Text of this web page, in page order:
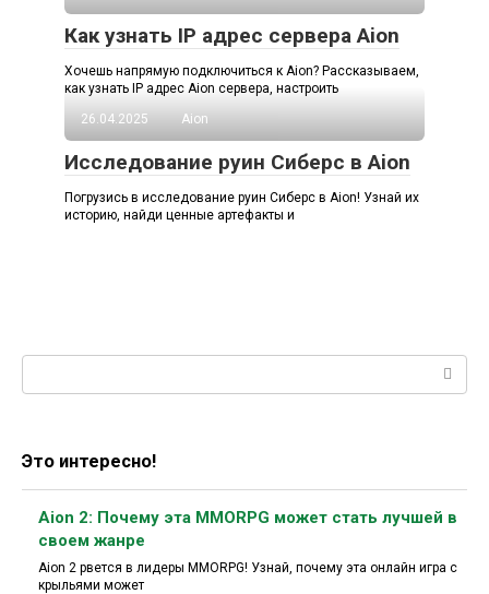
Как узнать IP адрес сервера Aion
Хочешь напрямую подключиться к Aion? Рассказываем,
как узнать IP адрес Aion сервера, настроить
26.04.2025
Aion
Исследование руин Сиберс в Aion
Погрузись в исследование руин Сиберс в Aion! Узнай их
историю, найди ценные артефакты и
Это интересно!
Aion 2: Почему эта MMORPG может стать лучшей в
своем жанре
Aion 2 рвется в лидеры MMORPG! Узнай, почему эта онлайн игра с
крыльями может